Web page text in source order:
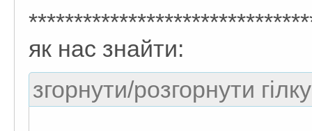
як нас знайти:
згорнути/розгорнути